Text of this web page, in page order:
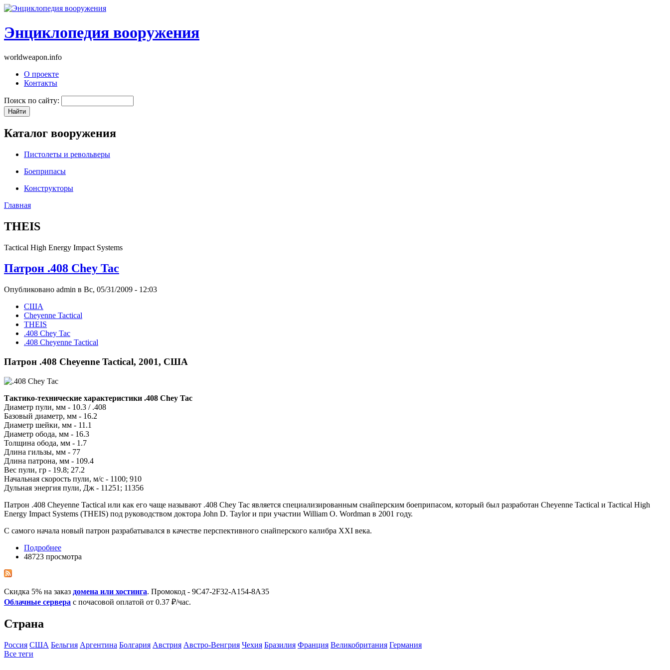
Энциклопедия вооружения
worldweapon.info
О проекте
Контакты
Поиск по сайту:
Каталог вооружения
Пистолеты и револьверы
Боеприпасы
Конструкторы
Главная
THEIS
Tactical High Energy Impact Systems
Патрон .408 Chey Tac
Опубликовано admin в Вс, 05/31/2009 - 12:03
США
Cheyenne Tactical
THEIS
.408 Chey Tac
.408 Cheyenne Tactical
Патрон .408 Cheyenne Tactical, 2001, США
Тактико-технические характеристики .408 Chey Tac
Диаметр пули, мм - 10.3 / .408
Базовый диаметр, мм - 16.2
Диаметр шейки, мм - 11.1
Диаметр обода, мм - 16.3
Толщина обода, мм - 1.7
Длина гильзы, мм - 77
Длина патрона, мм - 109.4
Вес пули, гр - 19.8; 27.2
Начальная скорость пули, м/с - 1100; 910
Дульная энергия пули, Дж - 11251; 11356
Патрон .408 Cheyenne Tactical или как его чаще называют .408 Chey Tac является специализированным снайперским боеприпасом, который был разработан Cheyenne Tactical и Tactical High
Energy Impact Systems (THEIS) под руководством доктора John D. Taylor и при участии William O. Wordman в 2001 году.
С самого начала новый патрон разрабатывался в качестве перспективного снайперского калибра XXI века.
Подробнее
48723 просмотра
Скидка 5% на заказ домена или хостинга. Промокод - 9C47-2F32-A154-8A35
Облачные сервера с почасовой оплатой от 0.37 ₽/час.
Страна
Росcия США Бельгия Аргентина Болгария Австрия Австро-Венгрия Чехия Бразилия Франция Великобритания Германия
Все теги